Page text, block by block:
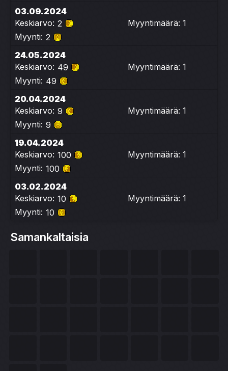
03.09.2024
Keskiarvo: 2
Myyntimäärä: 1
Myynti: 2
24.05.2024
Keskiarvo: 49
Myyntimäärä: 1
Myynti: 49
20.04.2024
Keskiarvo: 9
Myyntimäärä: 1
Myynti: 9
19.04.2024
Keskiarvo: 100
Myyntimäärä: 1
Myynti: 100
03.02.2024
Keskiarvo: 10
Myyntimäärä: 1
Myynti: 10
Samankaltaisia